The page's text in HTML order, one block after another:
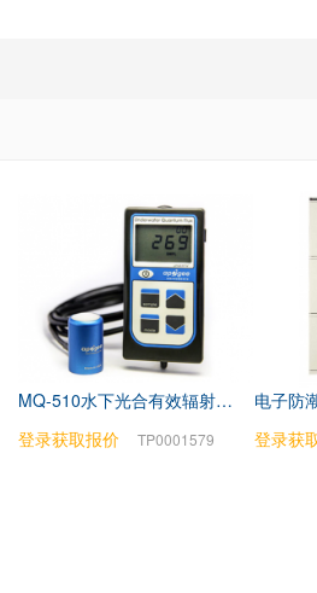
MQ-510水下光合有效辐射测量仪
登录获取报价
TP0001579
电子防
登录获